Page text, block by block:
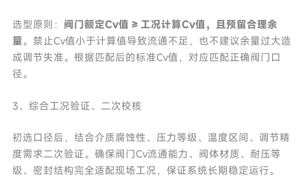
选型原则： 阀门额定Cv值 ≥ 工况计算Cv值，且预留合理余
量。禁止Cv值小于计算值导致流通不足，也不建议余量过大造
成调节失准。根据匹配后的标准Cv值，对应匹配正确阀门口
径。
3、综合工况验证、二次校核
初选口径后，结合介质腐蚀性、压力等级、温度区间、调节精
度需求二次验证。确保阀门Cv流通能力、阀体材质、耐压等
级、密封结构完全适配现场工况，保证系统长期稳定运行。